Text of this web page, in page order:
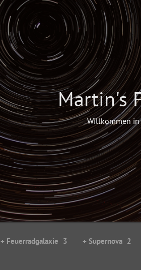
Martin's
Willkommen
+ Feuerradgalaxie 3 + Supernova 2